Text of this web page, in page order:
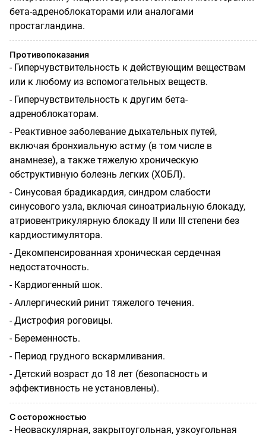
бета-адреноблокаторами или аналогами
простагландина.
Противопоказания
- Гиперчувствительность к действующим веществам
или к любому из вспомогательных веществ.
- Гиперчувствительность к другим бета-
адреноблокаторам.
- Реактивное заболевание дыхательных путей,
включая бронхиальную астму (в том числе в
анамнезе), а также тяжелую хроническую
обструктивную болезнь легких (ХОБЛ).
- Синусовая брадикардия, синдром слабости
синусового узла, включая синоатриальную блокаду,
атриовентрикулярную блокаду II или III степени без
кардиостимулятора.
- Декомпенсированная хроническая сердечная
недостаточность.
- Кардиогенный шок.
- Аллергический ринит тяжелого течения.
- Дистрофия роговицы.
- Беременность.
- Период грудного вскармливания.
- Детский возраст до 18 лет (безопасность и
эффективность не установлены).
С осторожностью
- Неоваскулярная, закрытоугольная, узкоугольная